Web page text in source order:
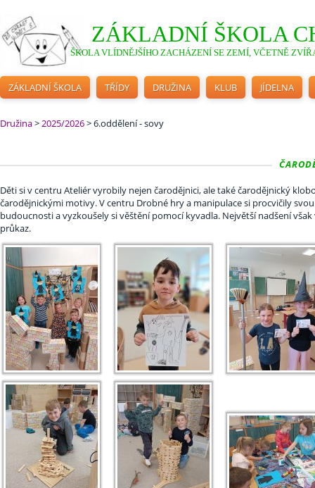
ZÁKLADNÍ ŠKOLA
ŠKOLA VLÍDNĚJŠÍHO ZACHÁZENÍ SE ZEMÍ, VČETNĚ
ZÁKLADNÍ ŠKOLA TŘÍDY DRUŽINA KLUB JÍDELNA
Družina>2025/2026>6.oddělení - sovy
Děti si v centru Ateliér vyrobily nejen čarodějnici, ale také čarodějnický
čarodějnickými motivy. V centru Drobné hry a manipulace si procvičily
budoucnosti a vyzkoušely si věštění pomocí kyvadla. Největší nadšení
průkaz.